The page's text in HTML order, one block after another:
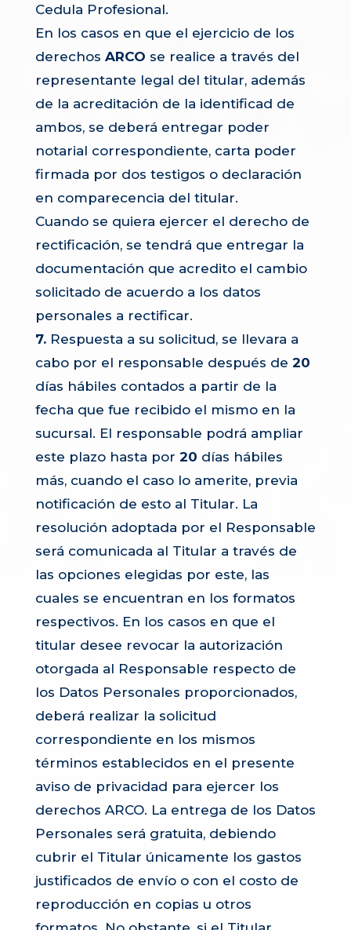
Cedula Profesional.
En los casos en que el ejercicio de los
derechos ARCO se realice a través del
representante legal del titular, además
de la acreditación de la identificad de
ambos, se deberá entregar poder
notarial correspondiente, carta poder
firmada por dos testigos o declaración
en comparecencia del titular.
Cuando se quiera ejercer el derecho de
rectificación, se tendrá que entregar la
documentación que acredito el cambio
solicitado de acuerdo a los datos
personales a rectificar.
7.Respuesta a su solicitud, se llevara a
cabo por el responsable después de 20
días hábiles contados a partir de la
fecha que fue recibido el mismo en la
sucursal. El responsable podrá ampliar
este plazo hasta por 20 días hábiles
más, cuando el caso lo amerite, previa
notificación de esto al Titular. La
resolución adoptada por el Responsable
será comunicada al Titular a través de
las opciones elegidas por este, las
cuales se encuentran en los formatos
respectivos. En los casos en que el
titular desee revocar la autorización
otorgada al Responsable respecto de
los Datos Personales proporcionados,
deberá realizar la solicitud
correspondiente en los mismos
términos establecidos en el presente
aviso de privacidad para ejercer los
derechos ARCO. La entrega de los Datos
Personales será gratuita, debiendo
cubrir el Titular únicamente los gastos
justificados de envío o con el costo de
reproducción en copias u otros